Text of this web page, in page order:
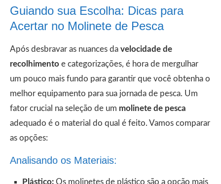
Guiando sua Escolha: Dicas para
Acertar no Molinete de Pesca
Após desbravar as nuances da velocidade de
recolhimento e categorizações, é hora de mergulhar
um pouco mais fundo para garantir que você obtenha o
melhor equipamento para sua jornada de pesca. Um
fator crucial na seleção de um molinete de pesca
adequado é o material do qual é feito. Vamos comparar
as opções:
Analisando os Materiais:
Plástico: Os molinetes de plástico são a opção mais